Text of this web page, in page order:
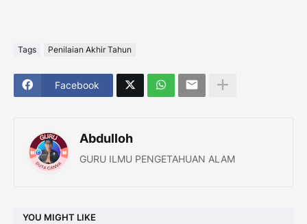
Tags Penilaian Akhir Tahun
Facebook
Abdulloh
GURU ILMU PENGETAHUAN ALAM
YOU MIGHT LIKE